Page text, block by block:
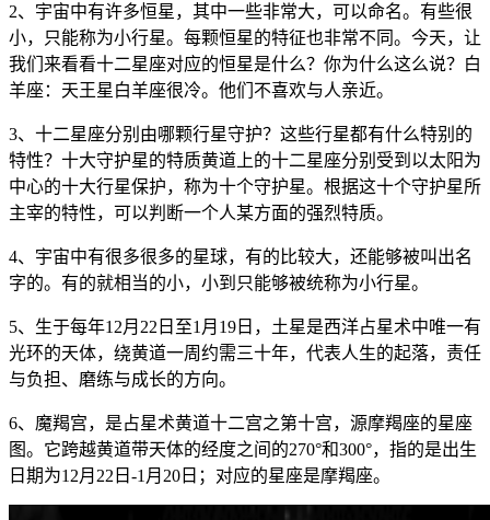
2、宇宙中有许多恒星，其中一些非常大，可以命名。有些很
小，只能称为小行星。每颗恒星的特征也非常不同。今天，让
我们来看看十二星座对应的恒星是什么？你为什么这么说？白
羊座：天王星白羊座很冷。他们不喜欢与人亲近。
3、十二星座分别由哪颗行星守护？这些行星都有什么特别的
特性？十大守护星的特质黄道上的十二星座分别受到以太阳为
中心的十大行星保护，称为十个守护星。根据这十个守护星所
主宰的特性，可以判断一个人某方面的强烈特质。
4、宇宙中有很多很多的星球，有的比较大，还能够被叫出名
字的。有的就相当的小，小到只能够被统称为小行星。
5、生于每年12月22日至1月19日，土星是西洋占星术中唯一有
光环的天体，绕黄道一周约需三十年，代表人生的起落，责任
与负担、磨练与成长的方向。
6、魔羯宫，是占星术黄道十二宫之第十宫，源摩羯座的星座
图。它跨越黄道带天体的经度之间的270°和300°，指的是出生
日期为12月22日-1月20日；对应的星座是摩羯座。